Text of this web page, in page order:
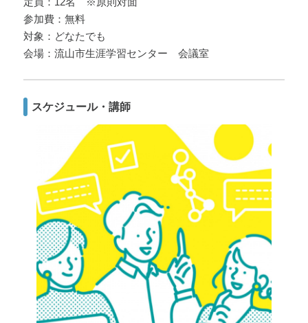
参加費：無料
対象：どなたでも
会場：流山市生涯学習センター 会議室
スケジュール・講師